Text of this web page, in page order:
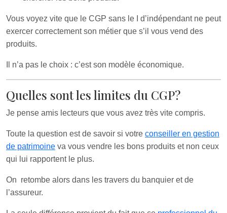
Vous voyez vite que le CGP sans le I d’indépendant ne peut
exercer correctement son métier que s’il vous vend des
produits.
Il n’a pas le choix : c’est son modèle économique.
Quelles sont les limites du CGP?
Je pense amis lecteurs que vous avez très vite compris.
Toute la question est de savoir si votre conseiller en gestion
de patrimoine va vous vendre les bons produits et non ceux
qui lui rapportent le plus.
On retombe alors dans les travers du banquier et de
l’assureur.